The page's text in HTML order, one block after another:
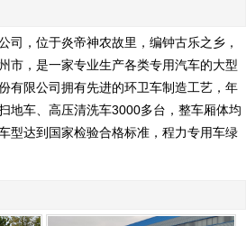
司 ，位于炎帝神农故里，编钟古乐之乡，
，是一家专业生产各类专用汽车的大型
有限公司拥有先进的环卫车制造工艺，年
扫地车、高压清洗车3000多台，整车厢体均
型达到国家检验合格标准，程力专用车绿